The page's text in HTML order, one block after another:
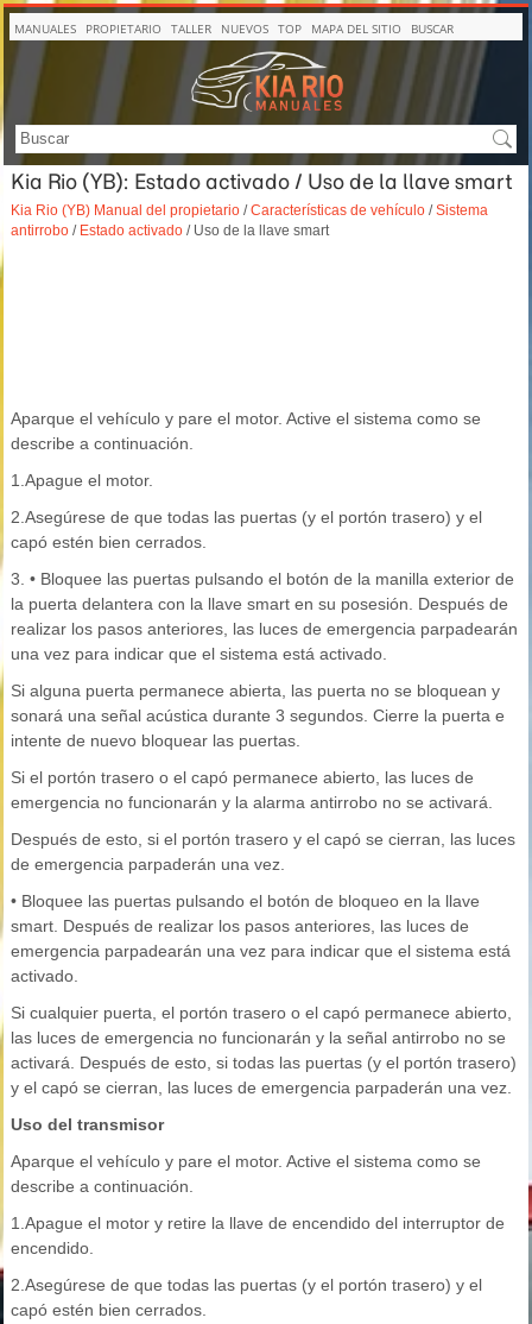
MANUALES PROPIETARIO TALLER NUEVOS TOP MAPA DEL SITIO BUSCAR
Kia Rio (YB): Estado activado / Uso de la llave smart
Kia Rio (YB) Manual del propietario /Características de vehículo /Sistema
antirrobo / Estado activado / Uso de la llave smart
Aparque el vehículo y pare el motor. Active el sistema como se
describe a continuación.
1.Apague el motor.
2.Asegúrese de que todas las puertas (y el portón trasero) y el
capó estén bien cerrados.
3. • Bloquee las puertas pulsando el botón de la manilla exterior de
la puerta delantera con la llave smart en su posesión. Después de
realizar los pasos anteriores, las luces de emergencia parpadearán
una vez para indicar que el sistema está activado.
Si alguna puerta permanece abierta, las puerta no se bloquean y
sonará una señal acústica durante 3 segundos. Cierre la puerta e
intente de nuevo bloquear las puertas.
Si el portón trasero o el capó permanece abierto, las luces de
emergencia no funcionarán y la alarma antirrobo no se activará.
Después de esto, si el portón trasero y el capó se cierran, las luces
de emergencia parpaderán una vez.
• Bloquee las puertas pulsando el botón de bloqueo en la llave
smart. Después de realizar los pasos anteriores, las luces de
emergencia parpadearán una vez para indicar que el sistema está
activado.
Si cualquier puerta, el portón trasero o el capó permanece abierto,
las luces de emergencia no funcionarán y la señal antirrobo no se
activará. Después de esto, si todas las puertas (y el portón trasero)
y el capó se cierran, las luces de emergencia parpaderán una vez.
Uso del transmisor
Aparque el vehículo y pare el motor. Active el sistema como se
describe a continuación.
1.Apague el motor y retire la llave de encendido del interruptor de
encendido.
2.Asegúrese de que todas las puertas (y el portón trasero) y el
capó estén bien cerrados.